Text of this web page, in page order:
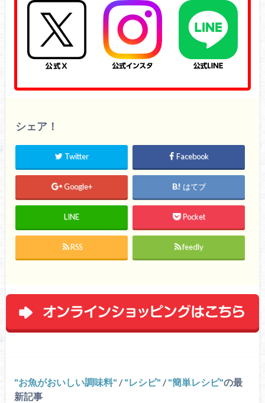
シェア！
Twitter Facebook
Google+ はてブ
LINE Pocket
RSS feedly
お魚がおいしい調味料 / レシピ / 簡単レシピ の最
新記事